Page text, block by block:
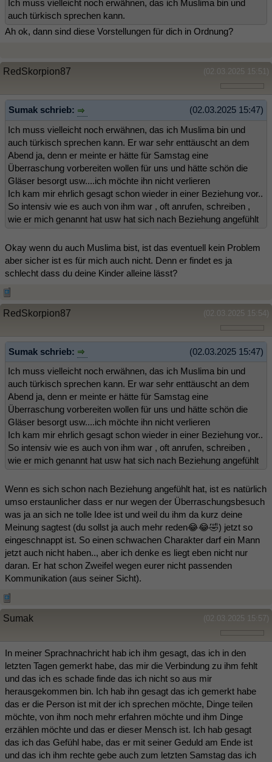
Ich muss vielleicht noch erwähnen, das ich Muslima bin und
auch türkisch sprechen kann.
Ah ok, dann sind diese Vorstellungen für dich in Ordnung?
(02.03.2025 15:51)
RedSkorpion87
(02.03.2025 15:47)
Sumak schrieb:
Ich muss vielleicht noch erwähnen, das ich Muslima bin und
auch türkisch sprechen kann. Er war sehr enttäuscht an dem
Abend ja, denn er meinte er hätte für Samstag eine
Überraschung vorbereiten wollen für uns und hätte schön die
Gläser besorgt usw....ich möchte ihn nicht verlieren
Ich kam mir ehrlich gesagt schon wieder in einer Beziehung vor..
So intensiv wie es auch von ihm war , oft anrufen, schreiben ,
wie er mich genannt hat usw hat sich nach Beziehung angefühlt
Okay wenn du auch Muslima bist, ist das eventuell kein Problem
aber sicher ist es für mich auch nicht. Denn er findet es ja
schlecht dass du deine Kinder alleine lässt?
(02.03.2025 15:54)
RedSkorpion87
(02.03.2025 15:47)
Sumak schrieb:
Ich muss vielleicht noch erwähnen, das ich Muslima bin und
auch türkisch sprechen kann. Er war sehr enttäuscht an dem
Abend ja, denn er meinte er hätte für Samstag eine
Überraschung vorbereiten wollen für uns und hätte schön die
Gläser besorgt usw....ich möchte ihn nicht verlieren
Ich kam mir ehrlich gesagt schon wieder in einer Beziehung vor..
So intensiv wie es auch von ihm war , oft anrufen, schreiben ,
wie er mich genannt hat usw hat sich nach Beziehung angefühlt
Wenn es sich schon nach Beziehung angefühlt hat, ist es natürlich
umso erstaunlicher dass er nur wegen der Überraschungsbesuch
was ja an sich ne tolle Idee ist und weil du ihm da kurz deine
Meinung sagtest (du sollst ja auch mehr reden😂😂🤣) jetzt so
eingeschnappt ist. So einen schwachen Charakter darf ein Mann
jetzt auch nicht haben.., aber ich denke es liegt eben nicht nur
daran. Er hat schon Zweifel wegen eurer nicht passenden
Kommunikation (aus seiner Sicht).
(02.03.2025 15:57)
Sumak
In meiner Sprachnachricht hab ich ihm gesagt, das ich in den
letzten Tagen gemerkt habe, das mir die Verbindung zu ihm fehlt
und das ich es schade finde das ich nicht so aus mir
herausgekommen bin. Ich hab ihn gesagt das ich gemerkt habe
das er die Person ist mit der ich sprechen möchte, Dinge teilen
möchte, von ihm noch mehr erfahren möchte und ihm Dinge
erzählen möchte und das er dieser Mensch ist. Ich hab gesagt
das ich das Gefühl habe, das er mit seiner Geduld am Ende ist
und das ich ihm rechte gebe auch zum letzten Samstag das ich